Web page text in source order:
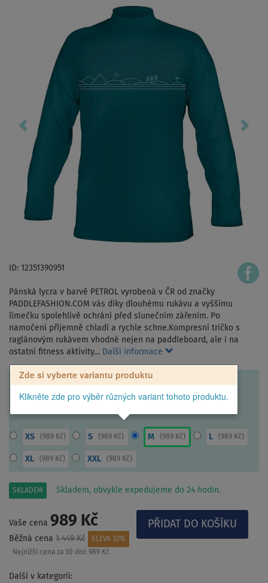
ID: 12351390951
Pánská lycra v barvě PETROL vyrobená v ČR od značky
PADDLEFASHION.COM vás díky dlouhému rukávu a vyššímu
límečku spolehlivě ochrání před slunečním zářením. Po
namočení příjemně chladí a rychle schne.Kompresní tričko s
raglánovým rukávem vhodné nejen na paddleboard, ale i na
ostatní fitness aktivity… Další informace
Zde si vyberte variantu produktu
Klikněte zde pro výběr různých variant tohoto produktu.
XS (989 Kč) S (989 Kč) M (989 Kč) L (989 Kč)
XL (989 Kč) XXL (989 Kč)
SKLADEM Skladem, obvykle expedujeme do 24 hodin.
Vaše cena 989 Kč
Běžná cena 1 449 Kč
SLEVA 32%
Nejnižší cena za 30 dní: 989 Kč
Další v kategorii: